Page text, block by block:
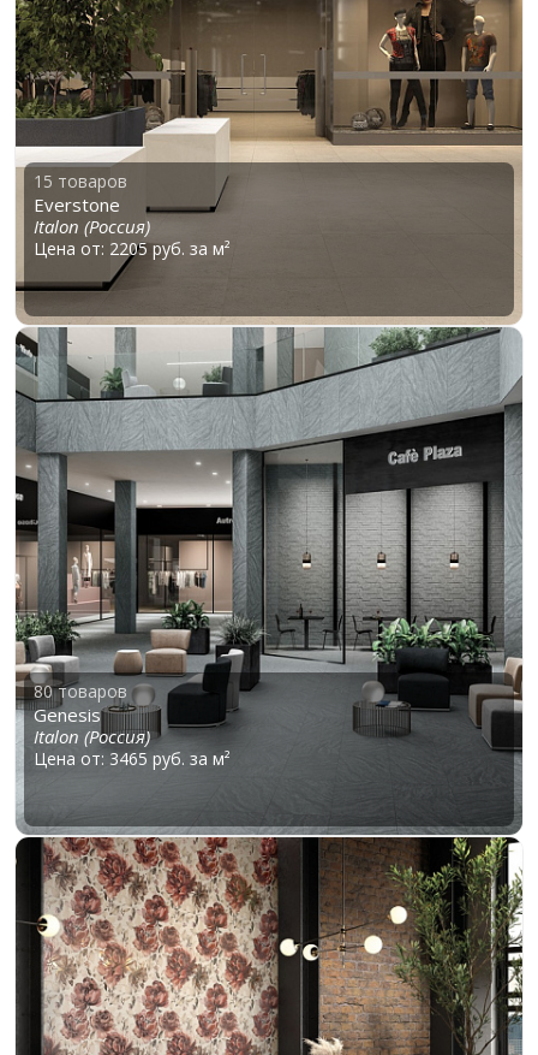
15 товаров
Everstone
Italon (Россия)
Цена от: 2205 руб. за м²
80 товаров
Genesis
Italon (Россия)
Цена от: 3465 руб. за м²